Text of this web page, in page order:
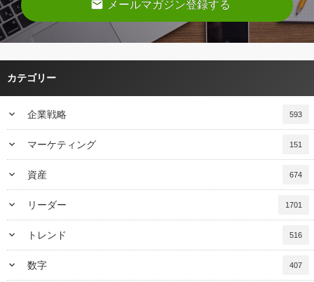
email メールマガジン登録する
カテゴリー
keyboard_arrow_down 企業戦略 593
keyboard_arrow_down マーケティング 151
keyboard_arrow_down 資産 674
keyboard_arrow_down リーダー 1701
keyboard_arrow_down トレンド 516
keyboard_arrow_down 数字 407